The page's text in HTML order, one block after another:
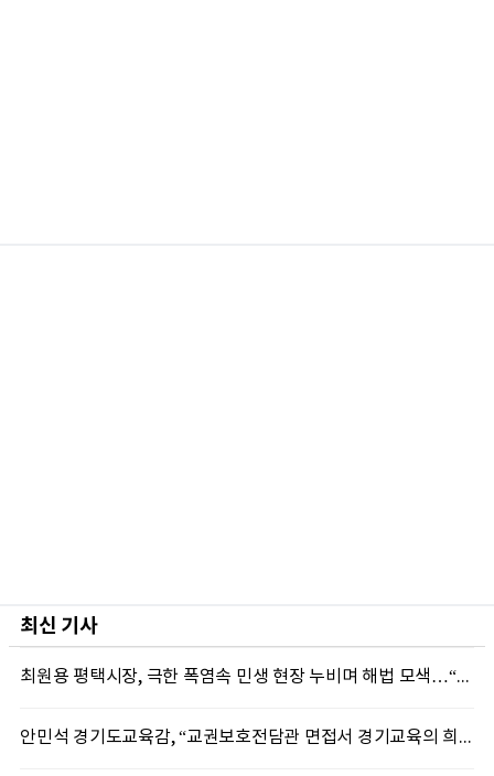
최신 기사
최원용 평택시장, 극한 폭염속 민생 현장 누비며 해법 모색…“현장에 답 있다”
안민석 경기도교육감, “교권보호전담관 면접서 경기교육의 희망 봤다”